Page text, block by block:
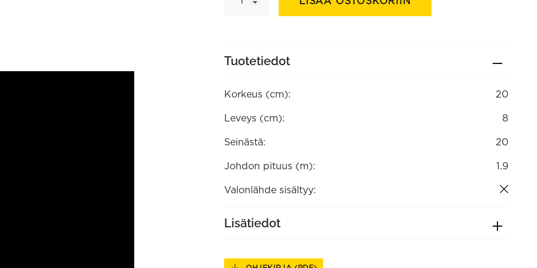
Tuotetiedot
Korkeus (cm): 20
Leveys (cm): 8
Seinästä: 20
Johdon pituus (m): 1.9
Valonlähde sisältyy:
Lisätiedot